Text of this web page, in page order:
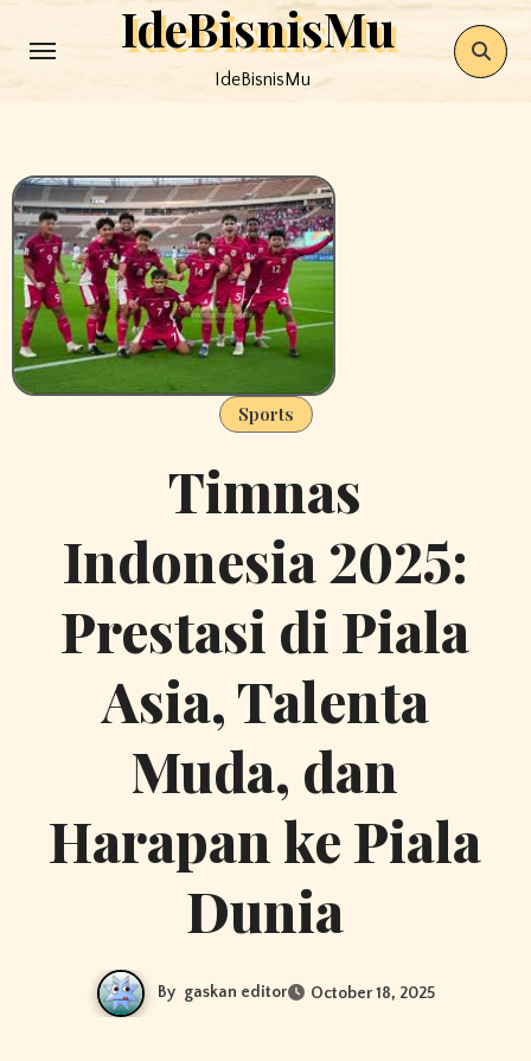
to
IdeBisnisMu
IdeBisnisMu
Sports
Timnas
Indonesia 2025:
Prestasi di Piala
Asia, Talenta
Muda, dan
Harapan ke Piala
Dunia
By gaskan editor October 18, 2025